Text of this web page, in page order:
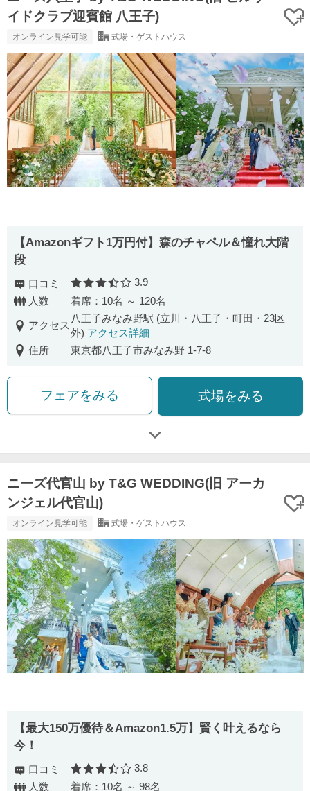
イドクラブ迎賓館 八王子)
オンライン見学可能 式場・ゲストハウス
【Amazonギフト1万円付】森のチャペル＆憧れ大階
段
口コミ 口コミ評価
3.9
人数
着席：10名 ～ 120名
アクセス
八王子みなみ野駅 (立川・八王子・町田・23区
外) アクセス詳細
住所
東京都八王子市みなみ野 1-7-8
フェアをみる 式場をみる
ニーズ代官山 by T&G WEDDING(旧 アーカ
ンジェル代官山)
オンライン見学可能 式場・ゲストハウス
【最⼤150万優待＆Amazon1.5万】賢く叶えるなら
今！
口コミ 口コミ評価
3.8
人数
着席：10名 ～ 98名